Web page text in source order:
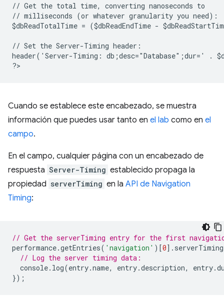
// Get the total time, converting nanoseconds to
// milliseconds (or whatever granularity you need):
$dbReadTotalTime = ($dbReadEndTime -
// Set the Server-Timing header:
header('Server-Timing: db;desc="Database";dur=' .
?
Cuando se establece este encabezado, se muestra
información que puedes usar tanto en el lab como en el
campo.
En el campo, cualquier página con un encabezado de
respuesta Server-Timing establecido propaga la
propiedad serverTiming en la API de Navigation
Timing:
// Get the serverTiming entry for the first
performance.getEntries( 'navigation' )[0]. serverTiming
// Log the server timing data:
console. log(entry.name, entry.description, entry.
});